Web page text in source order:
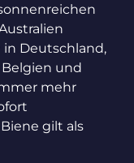
Deutschland,
und
mehr
Biene gilt als